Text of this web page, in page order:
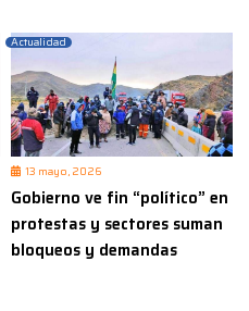
Actualidad
13 mayo, 2026
Gobierno ve fin “político” en
protestas y sectores suman
bloqueos y demandas